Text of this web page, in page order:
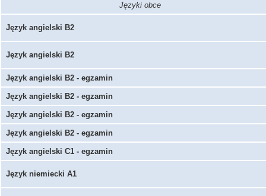
Języki obce
Język angielski B2
Język angielski B2
Język angielski B2 - egzamin
Język angielski B2 - egzamin
Język angielski B2 - egzamin
Język angielski B2 - egzamin
Język angielski C1 - egzamin
Język niemiecki A1